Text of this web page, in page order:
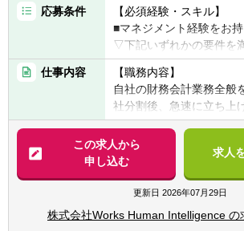
判断
・税務申告書のレビュ
● 管理会計部門・事業部
・IFRSベースの業績管
会計部門との密な連携
・新会計基準の導入や
と実行支援
■会社・事業の魅力
複雑化多様化する数々の
の知恵を結集し解決する
応募条件
【必須経験・スキル】
■マネジメント経験をお
▽下記いずれかの要件を
■IFRSでの開示、連結決
■事業会社/コンサルティ
営企画・財務経理分野の
■会計事務所・税理士事
バイザリー経験
・事業計画策定・モニタ
計導入、M&A等における
■監査法人における監査
■会計士または税理士資
仕事内容
【職務内容】
自社の財務会計業務全般
社分割後、急速に立ち上
務会計部門の責任者とし
おける仕組みの構築から
までを行いながら、上場
計ができる、財務会計体
いただきます。
【具体的には】
この求人から
申し込む
求人
更新日 2026年07月29日
株式会社Works Human Intelligence の